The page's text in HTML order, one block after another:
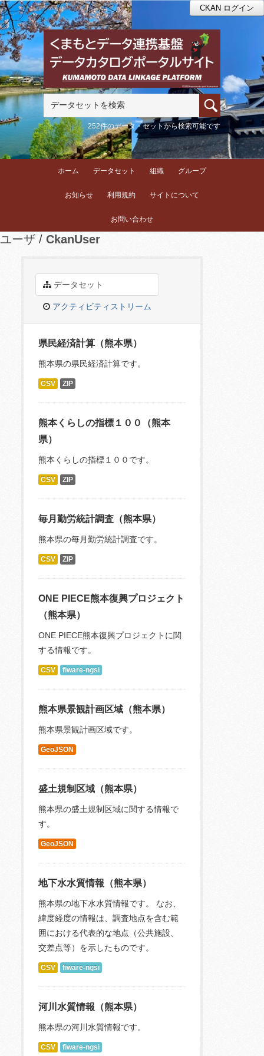
CKAN ログイン
252件のデータ・セットから検索可能です
ホーム データセット 組織 グループ
お知らせ 利用規約 サイトについて
お問い合わせ
ユーザ CkanUser
データセット
アクティビティストリーム
県民経済計算（熊本県）
熊本県の県民経済計算です。
CSV ZIP
熊本くらしの指標１００（熊本
県）
熊本くらしの指標１００です。
CSV ZIP
毎月勤労統計調査（熊本県）
熊本県の毎月勤労統計調査です。
CSV ZIP
ONE PIECE熊本復興プロジェクト
（熊本県）
ONE PIECE熊本復興プロジェクトに関
する情報です。
CSV fiware-ngsi
熊本県景観計画区域（熊本県）
熊本県景観計画区域です。
GeoJSON
盛土規制区域（熊本県）
熊本県の盛土規制区域に関する情報で
す。
GeoJSON
地下水水質情報（熊本県）
熊本県の地下水水質情報です。 なお、
緯度経度の情報は、調査地点を含む範
囲における代表的な地点（公共施設、
交差点等）を示したものです。
CSV fiware-ngsi
河川水質情報（熊本県）
熊本県の河川水質情報です。
CSV fiware-ngsi